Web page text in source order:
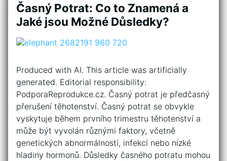
Časný Potrat: Co to Znamená a
Jaké jsou Možné Důsledky?
Produced with AI. This article was artificially
generated. Editorial responsibility:
PodporaReprodukce.cz. Časný potrat je předčasný
přerušení těhotenství. Časný potrat se obvykle
vyskytuje během prvního trimestru těhotenství a
může být vyvolán různými faktory, včetně
genetických abnormálností, infekcí nebo nízké
hladiny hormonů. Důsledky časného potratu mohou